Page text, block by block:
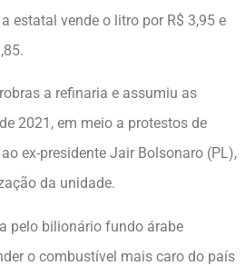
estatal vende o litro por R$ 3,95 e
a refinaria e assumiu as
2021, em meio a protestos de
ex-presidente Jair Bolsonaro (PL),
da unidade.
pelo bilionário fundo árabe
o combustível mais caro do país